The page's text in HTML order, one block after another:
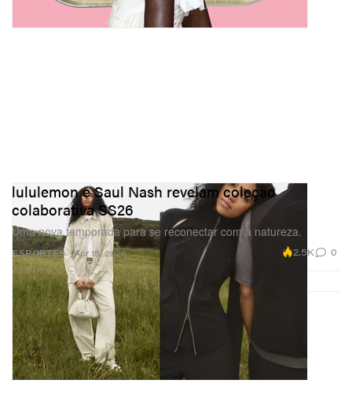
ESPORTES
lululemon e Saul Nash revelam coleção
colaborativa SS26
Uma nova temporada para se reconectar com a natureza.
Apr 15, 2026 2.5K 0